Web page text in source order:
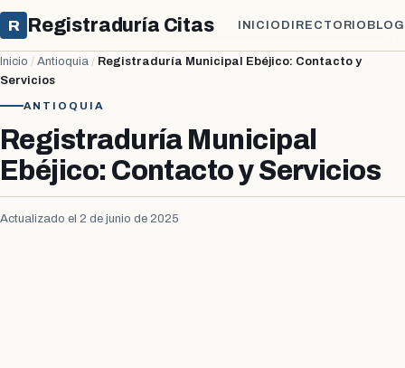
R Registraduría Citas INICIO DIRECTORIO BLOG
Inicio / Antioquia / Registraduría Municipal Ebéjico: Contacto y
Servicios
ANTIOQUIA
Registraduría Municipal
Ebéjico: Contacto y Servicios
Actualizado el 2 de junio de 2025